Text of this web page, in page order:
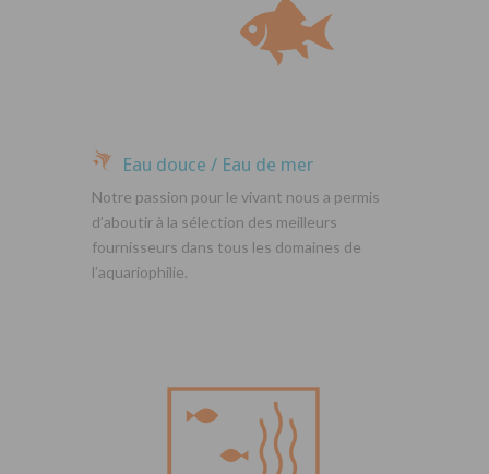
Eau douce / Eau de mer
Notre passion pour le vivant nous a permis
d’aboutir à la sélection des meilleurs
fournisseurs dans tous les domaines de
l’aquariophilie.